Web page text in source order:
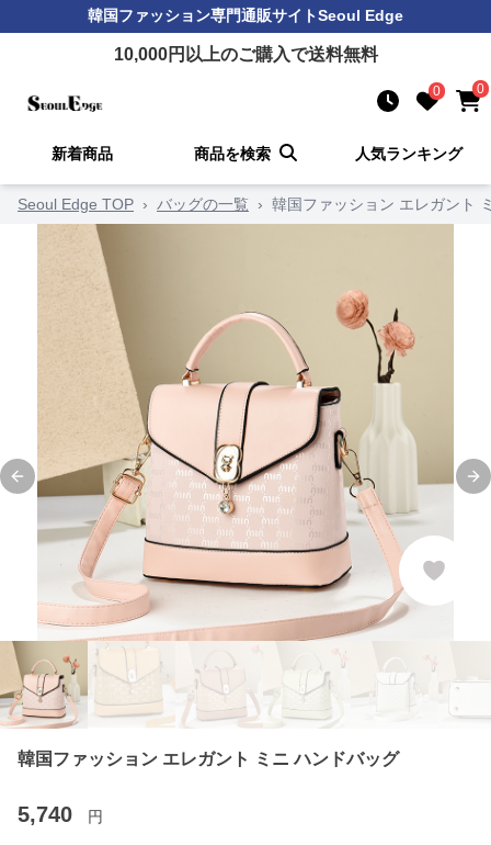
韓国ファッション専門通販サイトSeoul Edge
10,000円以上のご購入で送料無料
0 0
新着商品 商品を検索 人気ランキング
Seoul Edge TOP › バッグの一覧 › 韓国ファッション エレガント
Previous slide
韓国ファッション エレガント ミニ ハンドバッグ
5,740 円